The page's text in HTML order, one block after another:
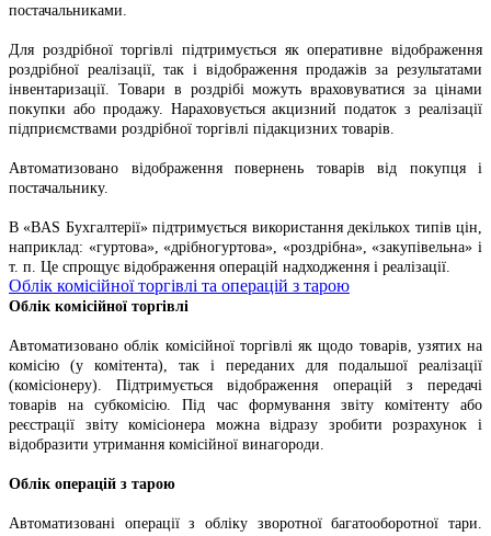
постачальниками.
Для роздрібної торгівлі підтримується як оперативне відображення
роздрібної реалізації, так і відображення продажів за результатами
інвентаризації. Товари в роздрібі можуть враховуватися за цінами
покупки або продажу. Нараховується акцизний податок з реалізації
підприємствами роздрібної торгівлі підакцизних товарів.
Автоматизовано відображення повернень товарів від покупця і
постачальнику.
В «BAS Бухгалтерії» підтримується використання декількох типів цін,
наприклад: «гуртова», «дрібногуртова», «роздрібна», «закупівельна» і
т. п. Це спрощує відображення операцій надходження і реалізації.
Облік комісійної торгівлі та операцій з тарою
Облік комісійної торгівлі
Автоматизовано облік комісійної торгівлі як щодо товарів, узятих на
комісію (у комітента), так і переданих для подальшої реалізації
(комісіонеру). Підтримується відображення операцій з передачі
товарів на субкомісію. Під час формування звіту комітенту або
реєстрації звіту комісіонера можна відразу зробити розрахунок і
відобразити утримання комісійної винагороди.
Облік операцій з тарою
Автоматизовані операції з обліку зворотної багатооборотної тари.